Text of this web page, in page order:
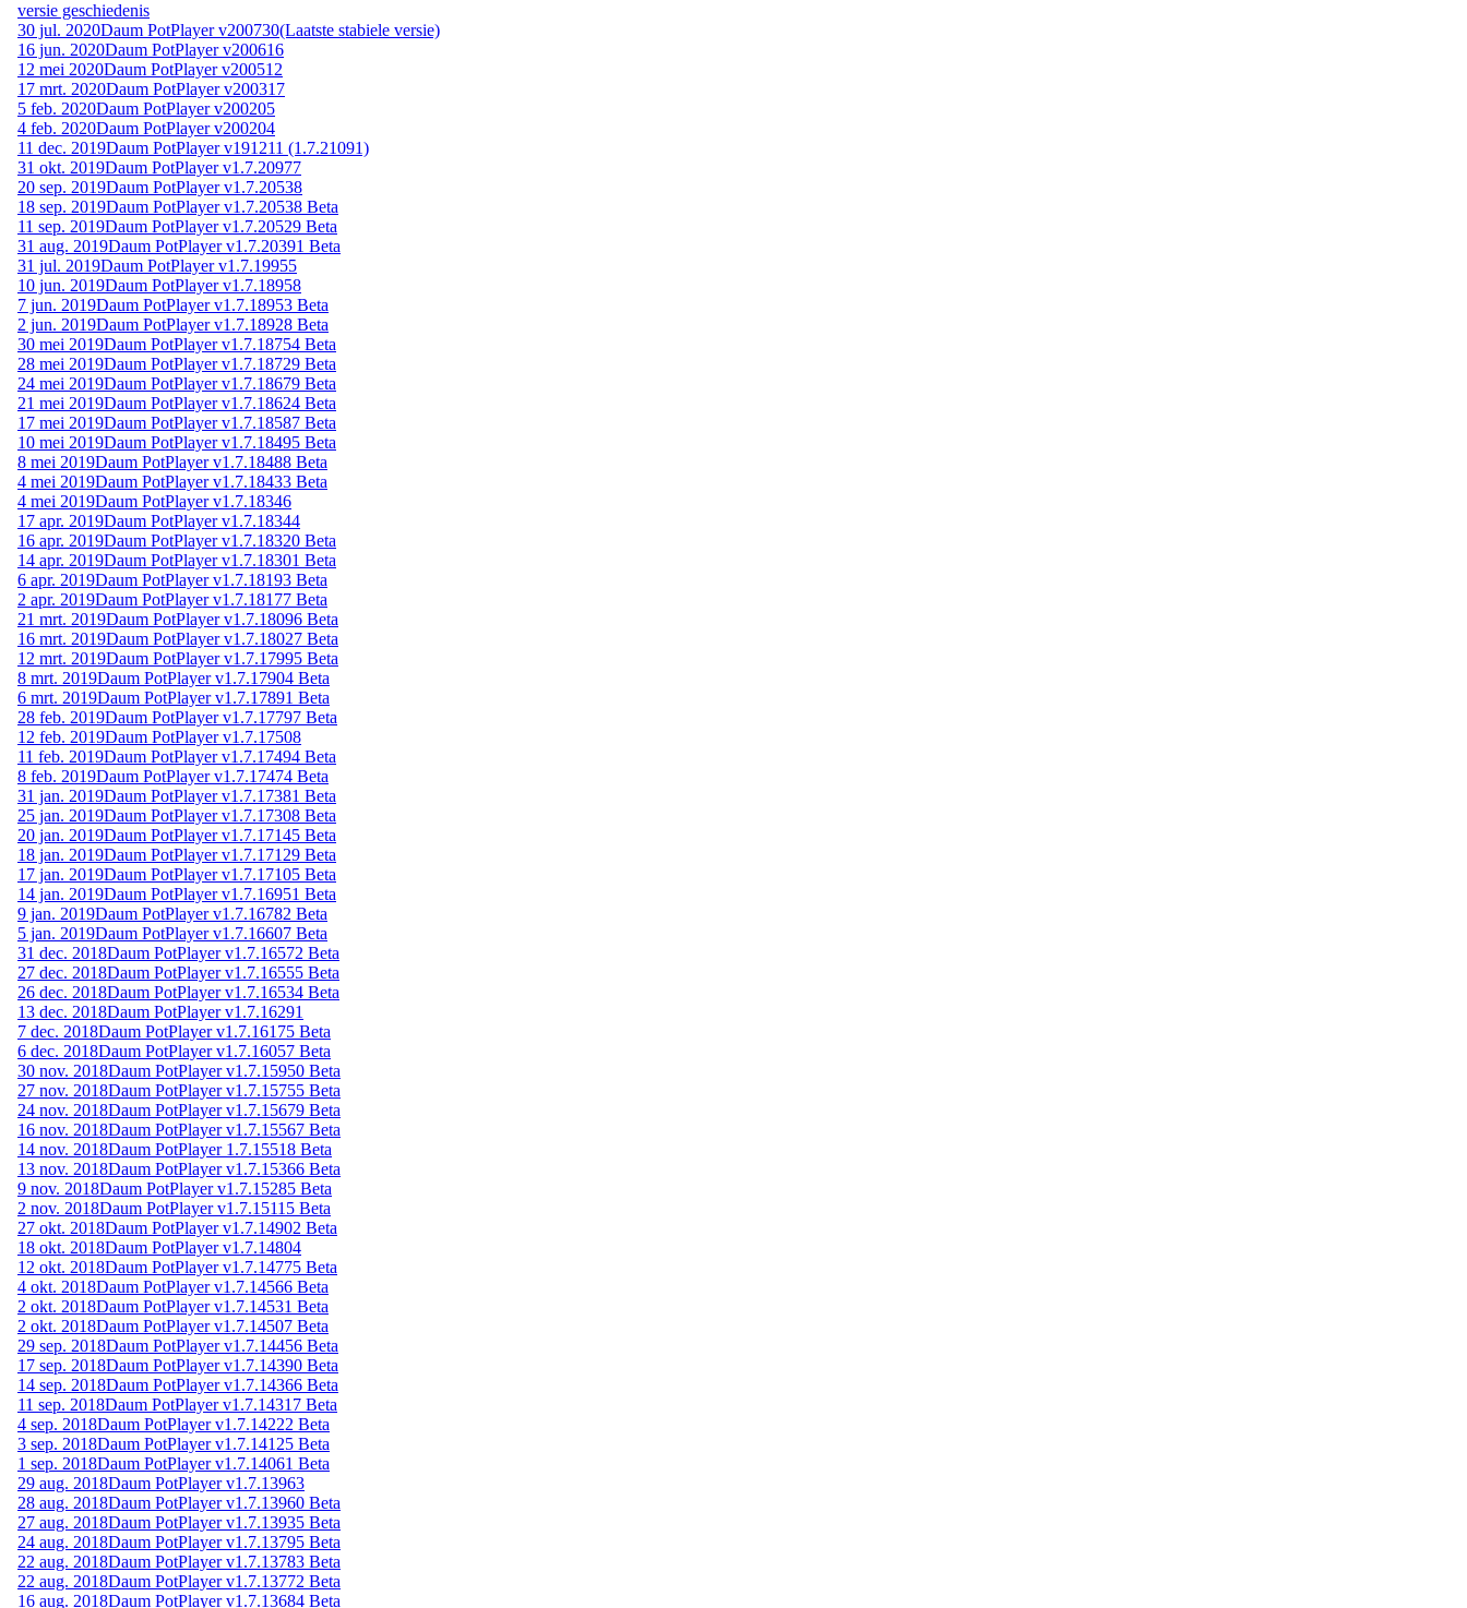
versie geschiedenis
30 jul. 2020Daum PotPlayer v200730(Laatste stabiele versie)
16 jun. 2020Daum PotPlayer v200616
12 mei 2020Daum PotPlayer v200512
17 mrt. 2020Daum PotPlayer v200317
5 feb. 2020Daum PotPlayer v200205
4 feb. 2020Daum PotPlayer v200204
11 dec. 2019Daum PotPlayer v191211 (1.7.21091)
31 okt. 2019Daum PotPlayer v1.7.20977
20 sep. 2019Daum PotPlayer v1.7.20538
18 sep. 2019Daum PotPlayer v1.7.20538 Beta
11 sep. 2019Daum PotPlayer v1.7.20529 Beta
31 aug. 2019Daum PotPlayer v1.7.20391 Beta
31 jul. 2019Daum PotPlayer v1.7.19955
10 jun. 2019Daum PotPlayer v1.7.18958
7 jun. 2019Daum PotPlayer v1.7.18953 Beta
2 jun. 2019Daum PotPlayer v1.7.18928 Beta
30 mei 2019Daum PotPlayer v1.7.18754 Beta
28 mei 2019Daum PotPlayer v1.7.18729 Beta
24 mei 2019Daum PotPlayer v1.7.18679 Beta
21 mei 2019Daum PotPlayer v1.7.18624 Beta
17 mei 2019Daum PotPlayer v1.7.18587 Beta
10 mei 2019Daum PotPlayer v1.7.18495 Beta
8 mei 2019Daum PotPlayer v1.7.18488 Beta
4 mei 2019Daum PotPlayer v1.7.18433 Beta
4 mei 2019Daum PotPlayer v1.7.18346
17 apr. 2019Daum PotPlayer v1.7.18344
16 apr. 2019Daum PotPlayer v1.7.18320 Beta
14 apr. 2019Daum PotPlayer v1.7.18301 Beta
6 apr. 2019Daum PotPlayer v1.7.18193 Beta
2 apr. 2019Daum PotPlayer v1.7.18177 Beta
21 mrt. 2019Daum PotPlayer v1.7.18096 Beta
16 mrt. 2019Daum PotPlayer v1.7.18027 Beta
12 mrt. 2019Daum PotPlayer v1.7.17995 Beta
8 mrt. 2019Daum PotPlayer v1.7.17904 Beta
6 mrt. 2019Daum PotPlayer v1.7.17891 Beta
28 feb. 2019Daum PotPlayer v1.7.17797 Beta
12 feb. 2019Daum PotPlayer v1.7.17508
11 feb. 2019Daum PotPlayer v1.7.17494 Beta
8 feb. 2019Daum PotPlayer v1.7.17474 Beta
31 jan. 2019Daum PotPlayer v1.7.17381 Beta
25 jan. 2019Daum PotPlayer v1.7.17308 Beta
20 jan. 2019Daum PotPlayer v1.7.17145 Beta
18 jan. 2019Daum PotPlayer v1.7.17129 Beta
17 jan. 2019Daum PotPlayer v1.7.17105 Beta
14 jan. 2019Daum PotPlayer v1.7.16951 Beta
9 jan. 2019Daum PotPlayer v1.7.16782 Beta
5 jan. 2019Daum PotPlayer v1.7.16607 Beta
31 dec. 2018Daum PotPlayer v1.7.16572 Beta
27 dec. 2018Daum PotPlayer v1.7.16555 Beta
26 dec. 2018Daum PotPlayer v1.7.16534 Beta
13 dec. 2018Daum PotPlayer v1.7.16291
7 dec. 2018Daum PotPlayer v1.7.16175 Beta
6 dec. 2018Daum PotPlayer v1.7.16057 Beta
30 nov. 2018Daum PotPlayer v1.7.15950 Beta
27 nov. 2018Daum PotPlayer v1.7.15755 Beta
24 nov. 2018Daum PotPlayer v1.7.15679 Beta
16 nov. 2018Daum PotPlayer v1.7.15567 Beta
14 nov. 2018Daum PotPlayer 1.7.15518 Beta
13 nov. 2018Daum PotPlayer v1.7.15366 Beta
9 nov. 2018Daum PotPlayer v1.7.15285 Beta
2 nov. 2018Daum PotPlayer v1.7.15115 Beta
27 okt. 2018Daum PotPlayer v1.7.14902 Beta
18 okt. 2018Daum PotPlayer v1.7.14804
12 okt. 2018Daum PotPlayer v1.7.14775 Beta
4 okt. 2018Daum PotPlayer v1.7.14566 Beta
2 okt. 2018Daum PotPlayer v1.7.14531 Beta
2 okt. 2018Daum PotPlayer v1.7.14507 Beta
29 sep. 2018Daum PotPlayer v1.7.14456 Beta
17 sep. 2018Daum PotPlayer v1.7.14390 Beta
14 sep. 2018Daum PotPlayer v1.7.14366 Beta
11 sep. 2018Daum PotPlayer v1.7.14317 Beta
4 sep. 2018Daum PotPlayer v1.7.14222 Beta
3 sep. 2018Daum PotPlayer v1.7.14125 Beta
1 sep. 2018Daum PotPlayer v1.7.14061 Beta
29 aug. 2018Daum PotPlayer v1.7.13963
28 aug. 2018Daum PotPlayer v1.7.13960 Beta
27 aug. 2018Daum PotPlayer v1.7.13935 Beta
24 aug. 2018Daum PotPlayer v1.7.13795 Beta
22 aug. 2018Daum PotPlayer v1.7.13783 Beta
22 aug. 2018Daum PotPlayer v1.7.13772 Beta
16 aug. 2018Daum PotPlayer v1.7.13684 Beta